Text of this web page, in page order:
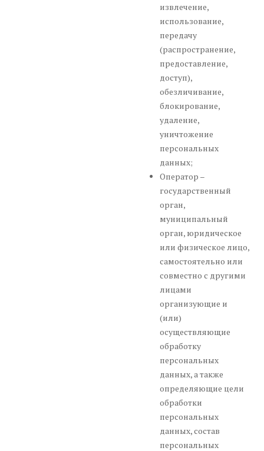
извлечение,
использование,
передачу
(распространение,
предоставление,
доступ),
обезличивание,
блокирование,
удаление,
уничтожение
персональных
данных;
Оператор –
государственный
орган,
муниципальный
орган, юридическое
или физическое лицо,
самостоятельно или
совместно с другими
лицами
организующие и
(или)
осуществляющие
обработку
персональных
данных, а также
определяющие цели
обработки
персональных
данных, состав
персональных